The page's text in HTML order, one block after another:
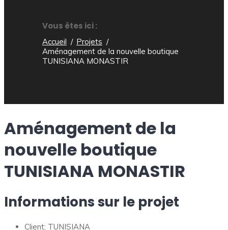
Vous êtes ici :
Accueil
Projets
Aménagement de la nouvelle boutique
TUNISIANA MONASTIR
Aménagement de la
nouvelle boutique
TUNISIANA MONASTIR
Informations sur le projet
Client: TUNISIANA